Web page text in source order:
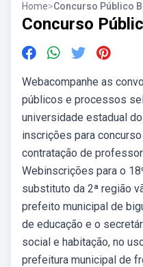
Home>Concurso Público
Concurso
Webacompanhe as
públicos e processos
universidade estadual
inscrições para
contratação de
Webinscrições para o
substituto da 2ª região
prefeito municipal de
de educação e o
social e habitação, no
prefeitura municipal de